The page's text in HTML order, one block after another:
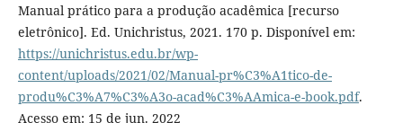
Manual prático para a produção acadêmica [recurso
eletrônico]. Ed. Unichristus, 2021. 170 p. Disponível em:
https://unichristus.edu.br/wp-
content/uploads/2021/02/Manual-pr%C3%A1tico-de-
produ%C3%A7%C3%A3o-acad%C3%AAmica-e-book.pdf.
Acesso em: 15 de jun. 2022